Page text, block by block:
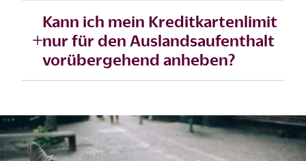
Kann ich mein Kreditkartenlimit
nur für den Auslandsaufenthalt
vorübergehend anheben?